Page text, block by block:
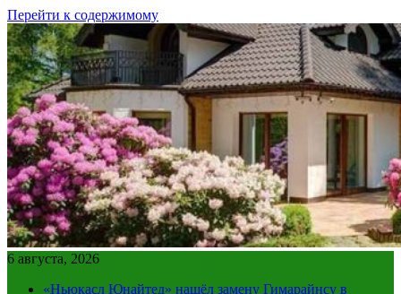
Перейти к содержимому
6 августа, 2026
«Ньюкасл Юнайтед» нашёл замену Гимарайнсу в